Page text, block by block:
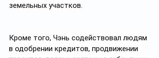
земельных участков.
Кроме того, Чэнь содействовал людям
в одобрении кредитов, продвижении